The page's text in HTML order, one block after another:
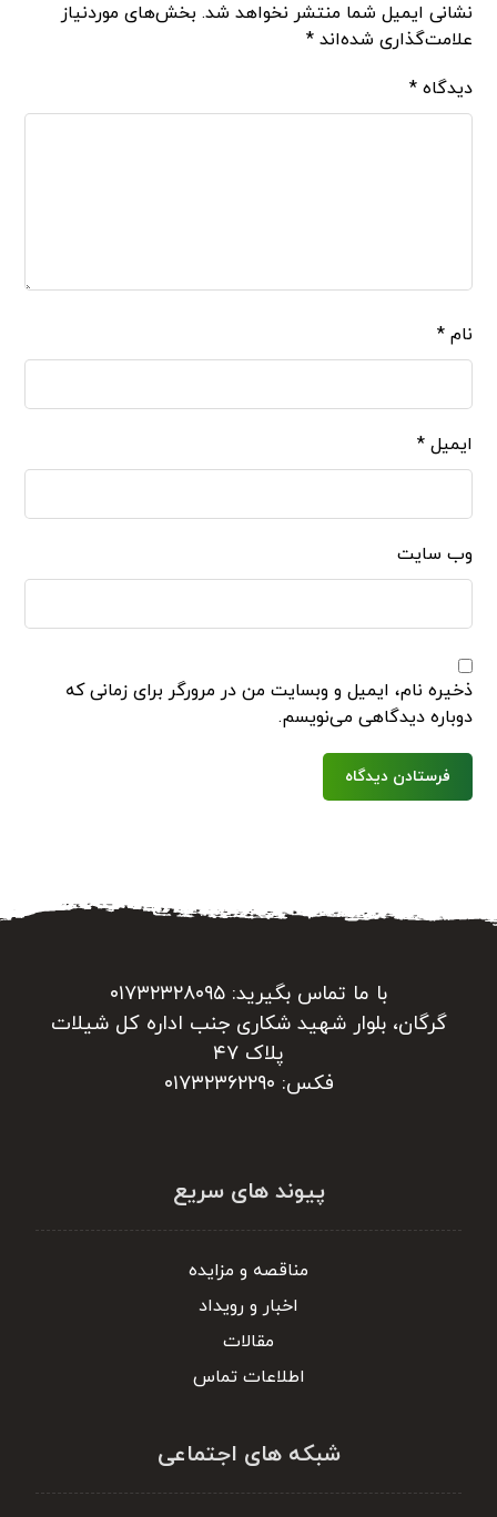
نشانی ایمیل شما منتشر نخواهد شد. بخش‌های موردنیاز
علامت‌گذاری شده‌اند*
دیدگاه*
نام*
ایمیل*
وب‌ سایت
ذخیره نام، ایمیل و وبسایت من در مرورگر برای زمانی که
دوباره دیدگاهی می‌نویسم.
فرستادن دیدگاه
با ما تماس بگیرید: ۰۱۷۳۲۳۲۸۰۹۵
گرگان، بلوار شهید شکاری جنب اداره کل شیلات
پلاک ۴۷
فکس: ۰۱۷۳۲۳۶۲۲۹۰
پیوند های سریع
مناقصه و مزایده
اخبار و رویداد
مقالات
اطلاعات تماس
شبکه های اجتماعی